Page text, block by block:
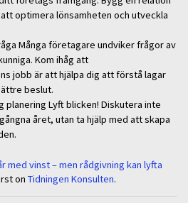
optimera lönsamheten och utveckla
Många företagare undviker frågor av
Kom ihåg att
jobb är att hjälpa dig att förstå lagar
beslut.
planering Lyft blicken! Diskutera inte
året, utan ta hjälp med att skapa
med vinst – men rådgivning kan lyfta
on Tidningen Konsulten.